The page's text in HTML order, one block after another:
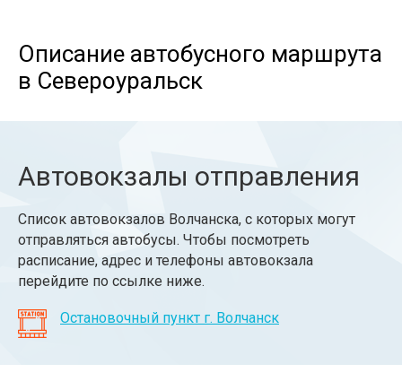
Описание автобусного маршрута
в Североуральск
Автовокзалы отправления
Список автовокзалов Волчанска, с которых могут
отправляться автобусы. Чтобы посмотреть
расписание, адрес и телефоны автовокзала
перейдите по ссылке ниже.
Остановочный пункт г. Волчанск